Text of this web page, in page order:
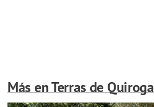
Más en Terras de Quiroga